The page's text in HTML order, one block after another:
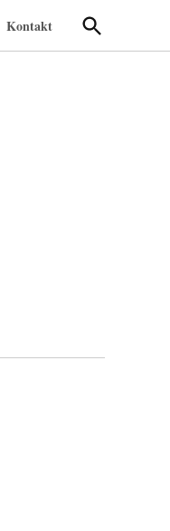
Kontakt
Suche
öffnen